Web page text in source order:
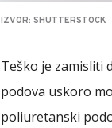
IZVOR: SHUTTERSTOCK
Teško je zamisliti
podova uskoro
poliuretanski